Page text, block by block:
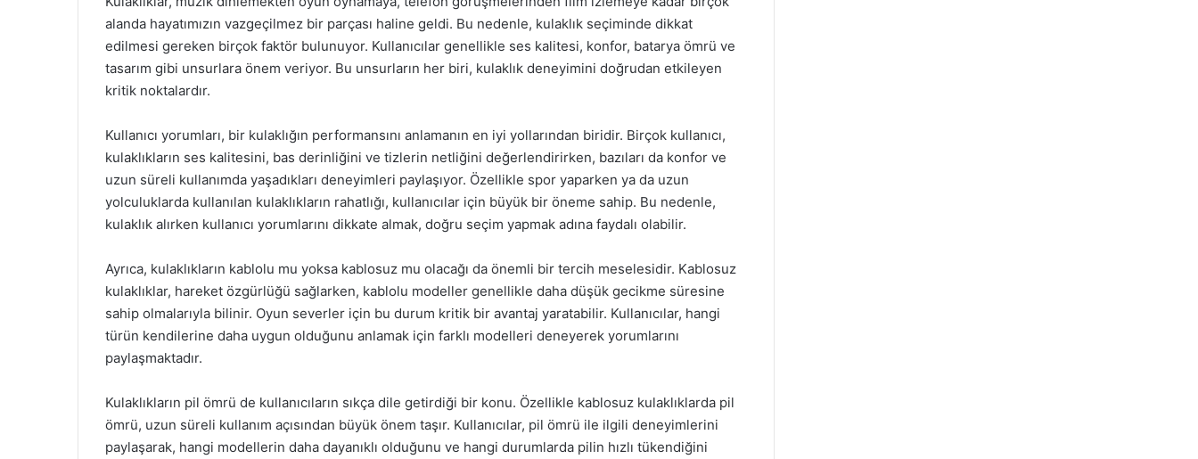
alanda hayatımızın vazgeçilmez bir parçası haline geldi. Bu nedenle, kulaklık seçiminde dikkat
edilmesi gereken birçok faktör bulunuyor. Kullanıcılar genellikle ses kalitesi, konfor, batarya ömrü ve
tasarım gibi unsurlara önem veriyor. Bu unsurların her biri, kulaklık deneyimini doğrudan etkileyen
kritik noktalardır.
Kullanıcı yorumları, bir kulaklığın performansını anlamanın en iyi yollarından biridir. Birçok kullanıcı,
kulaklıkların ses kalitesini, bas derinliğini ve tizlerin netliğini değerlendirirken, bazıları da konfor ve
uzun süreli kullanımda yaşadıkları deneyimleri paylaşıyor. Özellikle spor yaparken ya da uzun
yolculuklarda kullanılan kulaklıkların rahatlığı, kullanıcılar için büyük bir öneme sahip. Bu nedenle,
kulaklık alırken kullanıcı yorumlarını dikkate almak, doğru seçim yapmak adına faydalı olabilir.
Ayrıca, kulaklıkların kablolu mu yoksa kablosuz mu olacağı da önemli bir tercih meselesidir. Kablosuz
kulaklıklar, hareket özgürlüğü sağlarken, kablolu modeller genellikle daha düşük gecikme süresine
sahip olmalarıyla bilinir. Oyun severler için bu durum kritik bir avantaj yaratabilir. Kullanıcılar, hangi
türün kendilerine daha uygun olduğunu anlamak için farklı modelleri deneyerek yorumlarını
paylaşmaktadır.
Kulaklıkların pil ömrü de kullanıcıların sıkça dile getirdiği bir konu. Özellikle kablosuz kulaklıklarda pil
ömrü, uzun süreli kullanım açısından büyük önem taşır. Kullanıcılar, pil ömrü ile ilgili deneyimlerini
paylaşarak, hangi modellerin daha dayanıklı olduğunu ve hangi durumlarda pilin hızlı tükendiğini